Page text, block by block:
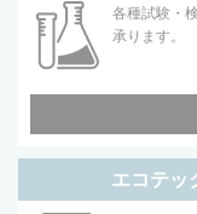
各種試験・
承ります。
エコテッ